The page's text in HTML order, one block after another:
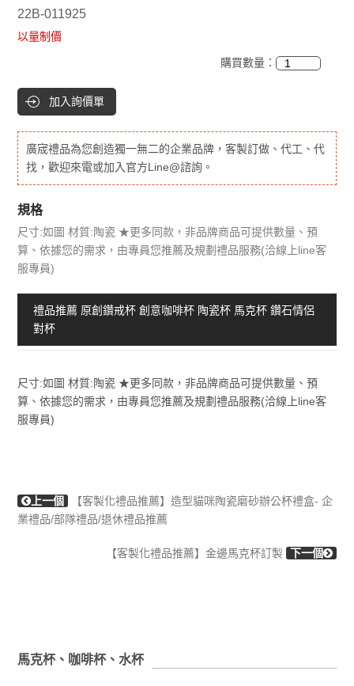
22B-011925
以量制價
購買數量：
加入詢價單
廣宬禮品為您創造獨一無二的企業品牌，客製訂做、代工、代
找，歡迎來電或加入官方Line@諮詢。
規格
尺寸:如圖 材質:陶瓷 ★更多同款，非品牌商品可提供數量、預
算、依據您的需求，由專員您推薦及規劃禮品服務(洽線上line客
服專員)
禮品推薦 原創鑽戒杯 創意咖啡杯 陶瓷杯 馬克杯 鑽石情侶
對杯
尺寸:如圖 材質:陶瓷 ★更多同款，非品牌商品可提供數量、預
算、依據您的需求，由專員您推薦及規劃禮品服務(洽線上line客
服專員)
上一個
【客製化禮品推薦】造型貓咪陶瓷磨砂辦公杯禮盒- 企
業禮品/部隊禮品/退休禮品推薦
【客製化禮品推薦】金邊馬克杯訂製 下一個
馬克杯、咖啡杯、水杯